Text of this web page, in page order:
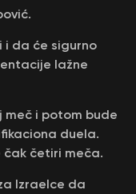
i da će sigurno
lažne
i potom bude
duela.
četiri meča.
Izraelce da